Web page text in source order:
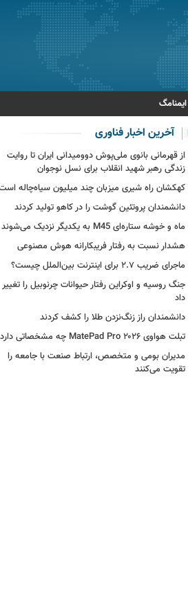
ایمنامگ
آخرین اخبار فناوری
از قهرمانی بانوی ملی‌پوش دوومیدانی ایران تا روایت
زندگی رهبر شهید انقلاب برای نسل نوجوان
کهکشان راه شیری میزبان چند میلیون سیاه‌چاله
دانشمندان پروتئین گوشت را در کاهو تولید کردند
ماه و خوشه ستاره‌ای M45 به یکدیگر نزدیک می‏‌شوند
هشدار نسبت به رفتار فریبکارانه هوش مصنوعی
ماجرای ضریب ۲.۷ برای اینترنت بین‌الملل چیست؟
جنگ روسیه و اوکراین رفتار حیوانات چرنوبیل را تغییر
داد
دانشمندان راز زنگ‌نزدن طلا را کشف کردند
تبلت هواوی MatePad Pro ۲۰۲۶ چه مشخصاتی دارد؟
مدیران بومی و متخصص، ارتباط صنعت با جامعه را
تقویت می‌کنند